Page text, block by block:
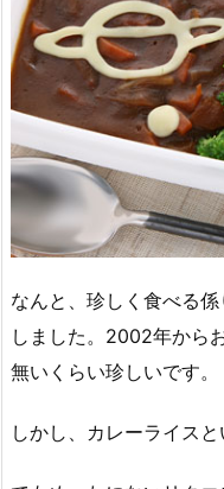
なんと、珍しく食べる
しました。2002年から
無いくらい珍しいです。
しかし、カレーライス